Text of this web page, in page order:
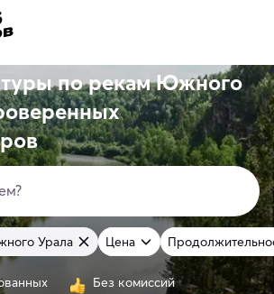
по рекам Южного
Урала Цена
Без комиссий